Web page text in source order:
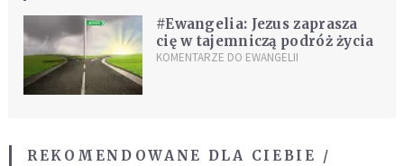
#Ewangelia: Jezus zaprasza
cię w tajemniczą podróż życia
KOMENTARZE DO EWANGELII
REKOMENDOWANE DLA CIEBIE /